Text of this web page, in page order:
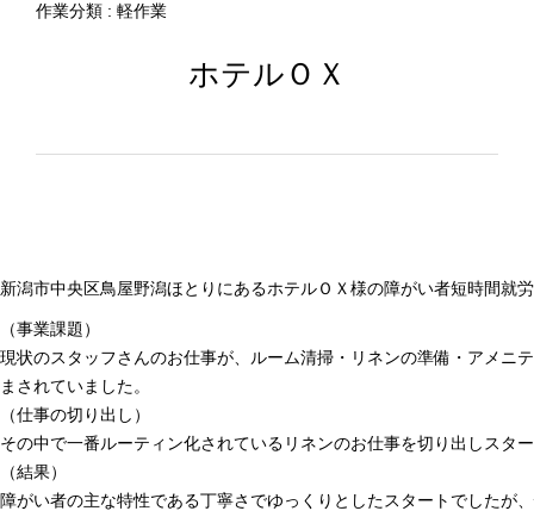
作業分類 : 軽作業
ホテルＯＸ
新潟市中央区鳥屋野潟ほとりにあるホテルＯＸ様の障がい者短時間就
（事業課題）
現状のスタッフさんのお仕事が、ルーム清掃・リネンの準備・アメニ
まされていました。
（仕事の切り出し）
その中で一番ルーティン化されているリネンのお仕事を切り出しスタ
（結果）
障がい者の主な特性である丁寧さでゆっくりとしたスタートでしたが